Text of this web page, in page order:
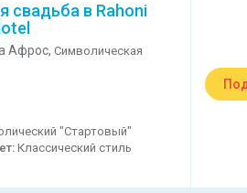
свадьба в Rahoni
Афрос,Символическая
"Стартовый"
Классический стиль